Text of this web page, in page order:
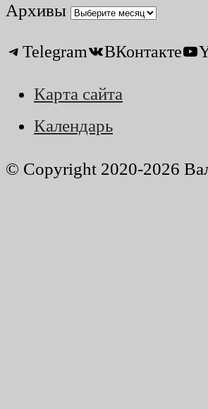
Архивы
Telegram ВКонтакте
Карта сайта
Календарь
© Copyright 2020-2026